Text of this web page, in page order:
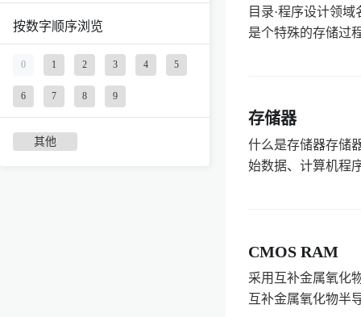
按数字顺序浏览
0 1 2 3 4 5
6 7 8 9
其他
目录·程序设计领
是个特殊的存储过
存储器
什么是存储器存储
始数据、计算机程
CMOS RAM
采用互补金属氧化
互补金属氧化物半